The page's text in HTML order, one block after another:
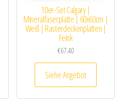
10er-Set Calgary |
Mineralfaserplatte | 60x60cm |
Weiß | Rasterdeckenplatten |
Feink
€67.40
Siehe Angebot